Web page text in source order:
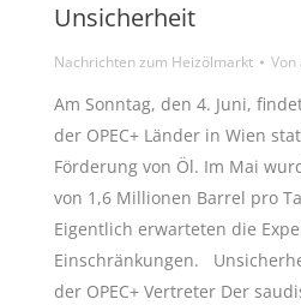
Unsicherheit
Nachrichten zum Heizölmarkt Von
Am Sonntag, den 4. Juni,
der OPEC+ Länder in Wien
Förderung von Öl. Im Mai
von 1,6 Millionen Barrel pro
Eigentlich erwarteten die
Einschränkungen.
der OPEC+ Vertreter Der